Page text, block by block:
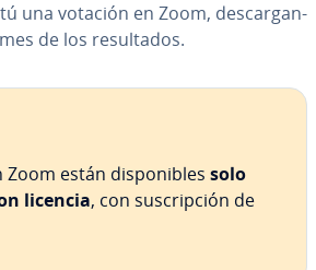
una votación en Zoom, de­s­ca­r­ga­n­
de los re­su­l­ta­dos.
Zoom están di­s­po­ni­bles solo
licencia, con su­s­cri­p­ción de